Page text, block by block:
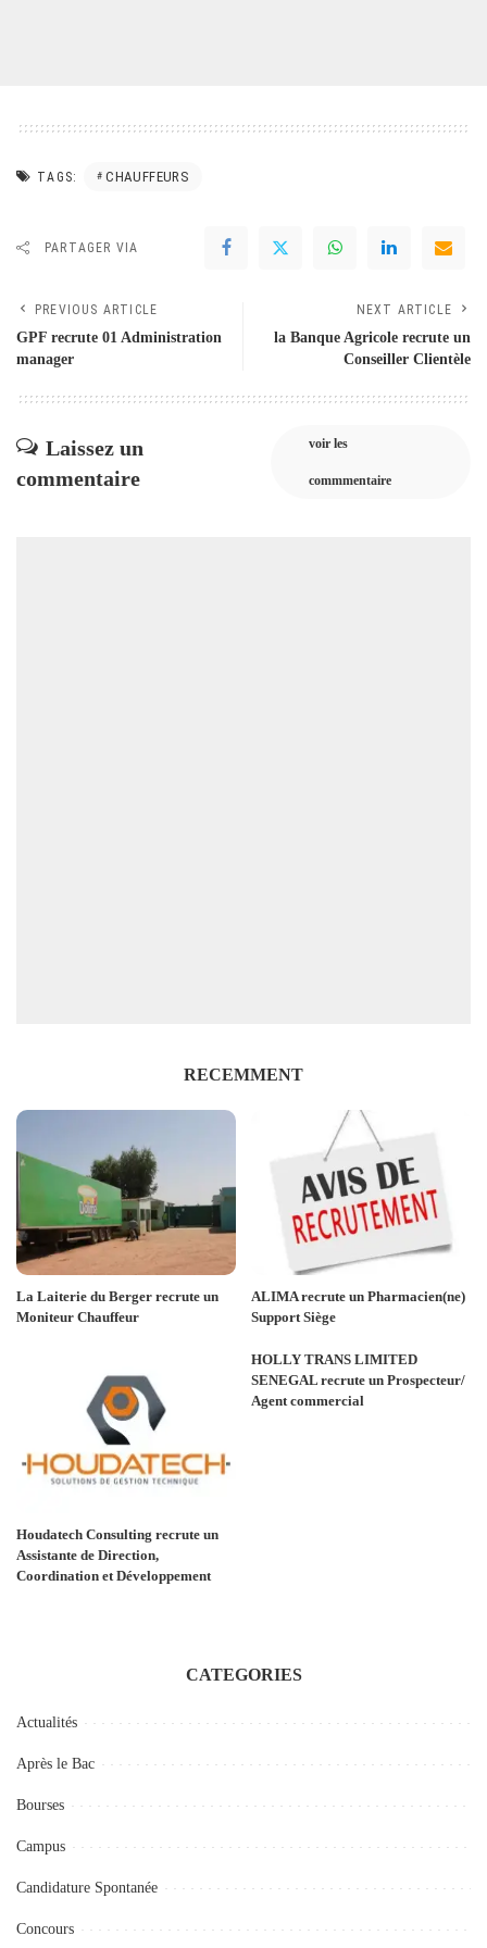
TAGS: CHAUFFEURS
PARTAGER VIA
PREVIOUS ARTICLE
GPF recrute 01 Administration
manager
NEXT ARTICLE
la Banque Agricole recrute un
Conseiller Clientèle
Laissez un
commentaire
voir les
commmentaire
RECEMMENT
La Laiterie du Berger recrute un
Moniteur Chauffeur
ALIMA recrute un Pharmacien(ne)
Support Siège
Houdatech Consulting recrute un
Assistante de Direction,
Coordination et Développement
HOLLY TRANS LIMITED
SENEGAL recrute un Prospecteur/
Agent commercial
CATEGORIES
Actualités
Après le Bac
Bourses
Campus
Candidature Spontanée
Concours